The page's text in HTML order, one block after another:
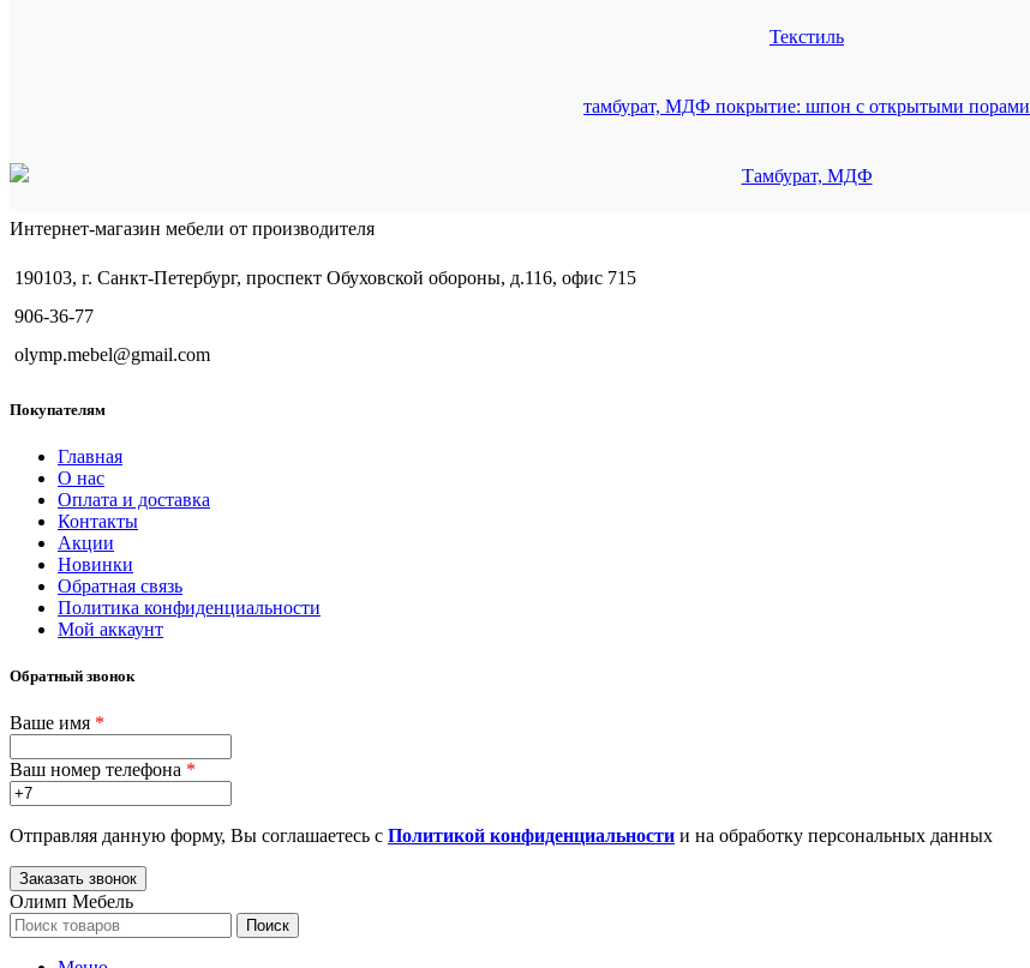
Текстиль
тамбурат, МДФ покрытие: шпон с открытыми порами
Тамбурат, МДФ
Интернет-магазин мебели от производителя
190103, г. Санкт-Петербург, проспект Обуховской обороны, д.116, офис 715
906-36-77
olymp.mebel@gmail.com
Покупателям
Главная
О нас
Оплата и доставка
Контакты
Акции
Новинки
Обратная связь
Политика конфиденциальности
Мой аккаунт
Обратный звонок
Ваше имя *
Ваш номер телефона *
Отправляя данную форму, Вы соглашаетесь с Политикой конфиденциальности и на обработку персональных данных
Олимп Мебель
Поиск